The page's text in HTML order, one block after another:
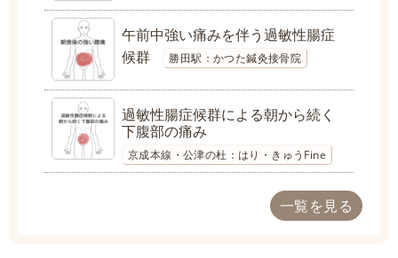
午前中強い痛みを伴う過敏性腸症
候群
勝田駅：かつた鍼灸接骨院
過敏性腸症候群による朝から続く
下腹部の痛み
京成本線・公津の杜：はり・きゅうFine
一覧を見る